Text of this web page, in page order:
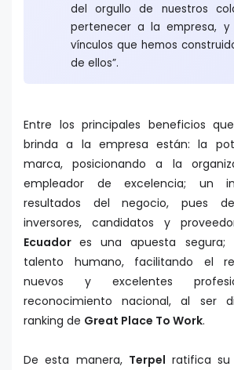
del orgullo de nuestros
pertenecer a la empresa,
vínculos que hemos
de ellos”.
Entre los principales beneficios
brinda a la empresa están: la
marca, posicionando a la
empleador de excelencia; un
resultados del negocio, pues
inversores, candidatos y
Ecuadores una apuesta
talento humano, facilitando el
nuevos y excelentes
reconocimiento nacional, al ser
ranking de Great Place To Work.
De esta manera, Terpel ratifica